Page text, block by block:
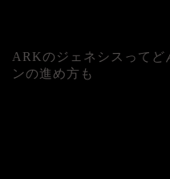
ARKのジェネシスってど
ンの進め方も